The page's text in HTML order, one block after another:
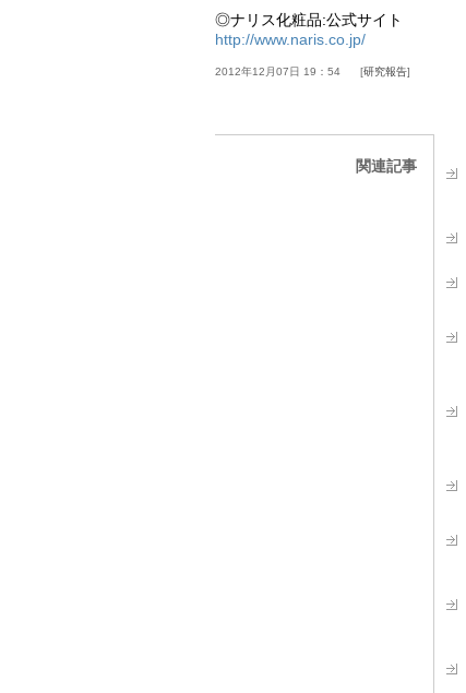
◎ナリス化粧品:公式サイト
http://www.naris.co.jp/
2012年12月07日 19：54 研究報告
関連記事